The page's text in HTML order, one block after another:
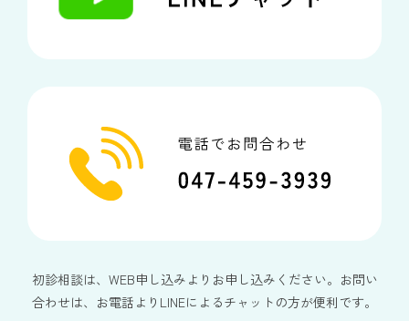
初診相談は、WEB申し込みよりお申し込みください。お問い
合わせは、お電話よりLINEによるチャットの方が便利です。